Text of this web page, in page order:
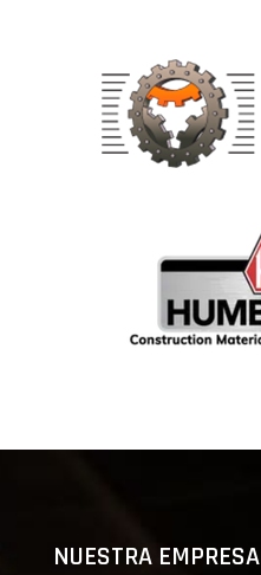
NUESTRA EMPRESA